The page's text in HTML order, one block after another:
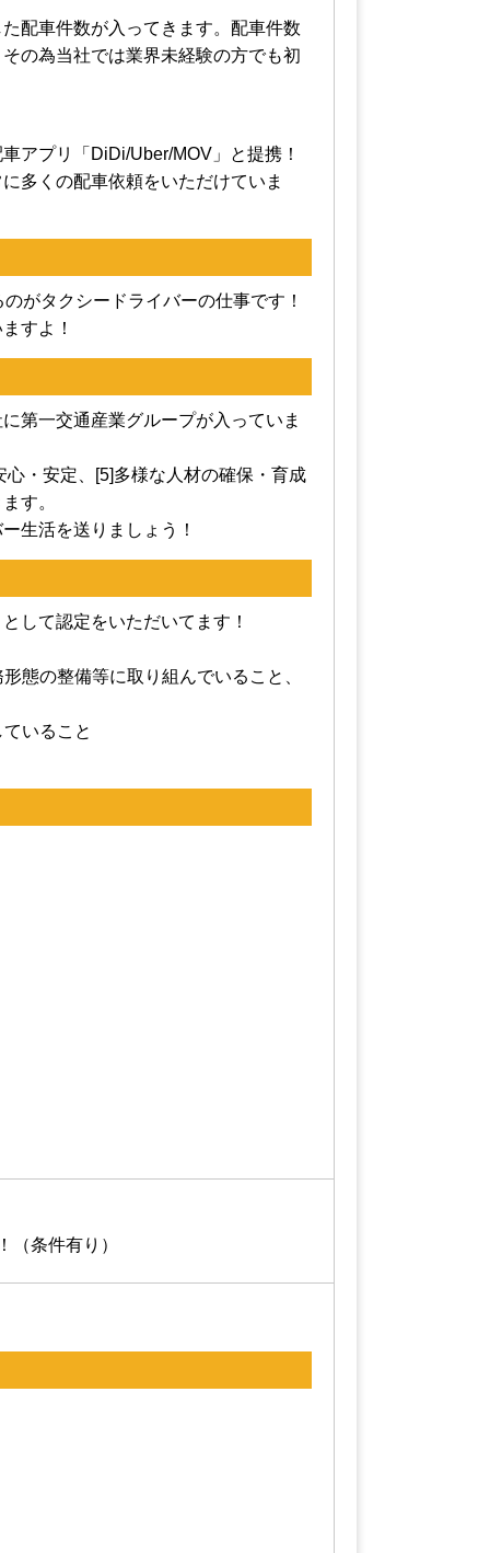
車件数が入ってきます。配車件数が
為当社では業界未経験の方でも初年
アプリ「DiDi/Uber/MOV」と提携！
多くの配車依頼をいただけていま
がタクシードライバーの仕事です！
すよ！
第一交通産業グループが入っていま
心・安定、[5]多様な人材の確保・育
す。
生活を送りましょう！
して認定をいただいてます！
態の整備等に取り組んでいること、
いること
条件有り）